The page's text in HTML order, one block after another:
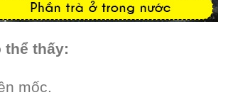
thể thấy:
mốc.